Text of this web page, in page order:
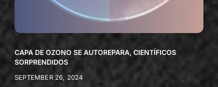
CAPA DE OZONO SE AUTOREPARA, CIENTÍFICOS
SORPRENDIDOS
SEPTEMBER 26, 2024